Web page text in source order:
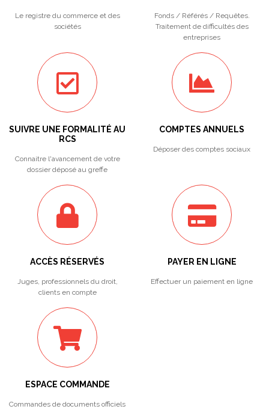
Le registre du commerce et des
sociétés
Fonds / Référés / Requêtes.
Traitement de difficultés des
entreprises
SUIVRE UNE FORMALITÉ AU
RCS
Connaitre l'avancement de votre
dossier déposé au greffe
COMPTES ANNUELS
Déposer des comptes sociaux
ACCÈS RÉSERVÉS
Juges, professionnels du droit,
clients en compte
PAYER EN LIGNE
Effectuer un paiement en ligne
ESPACE COMMANDE
Commandes de documents officiels